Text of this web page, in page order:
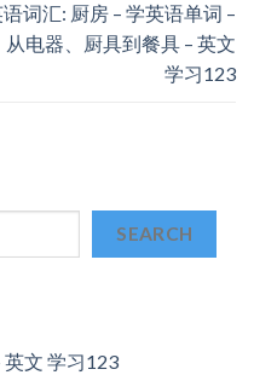
词汇: 厨房 – 学英语单词 –
从电器、厨具到餐具 – 英文
学习123
SEARCH
英文 学习123